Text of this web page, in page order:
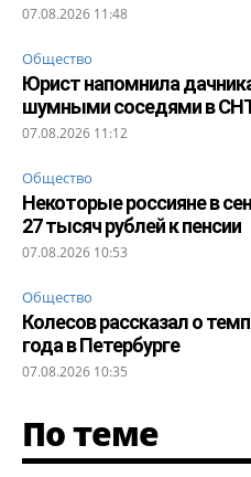
07.08.2026 11:48
Общество
Юрист напомнила
шумными соседями в
07.08.2026 11:12
Общество
Некоторые россияне в
27 тысяч рублей к пенсии
07.08.2026 10:53
Общество
Колесов рассказал о
года в Петербурге
07.08.2026 10:35
По теме